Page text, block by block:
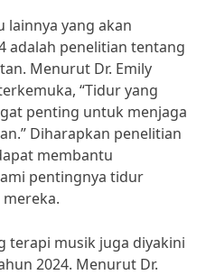
lainnya yang akan
adalah penelitian tentang
Menurut Dr. Emily
“Tidur yang
penting untuk menjaga
Diharapkan penelitian
membantu
pentingnya tidur
terapi musik juga diyakini
2024. Menurut Dr.